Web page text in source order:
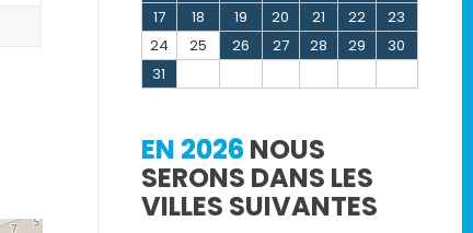
17
18 19 20 21 22
23
24
25 26 27 28 29
30
31
EN 2026 NOUS
SERONS DANS LES
VILLES SUIVANTES